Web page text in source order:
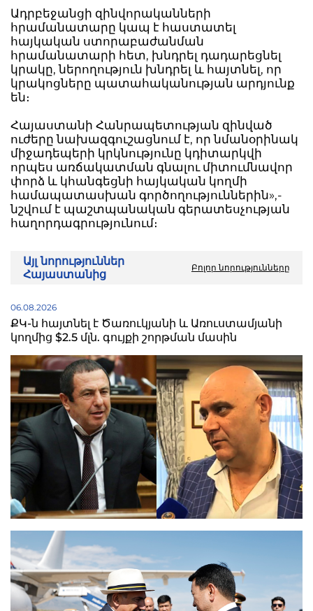
Ադրբեջանցի զինվորականների
հրամանատարը կապ է հաստատել
հայկական ստորաբաժանման
հրամանատարի հետ, խնդրել դադարեցնել
կրակը, ներողություն խնդրել և հայտնել, որ
կրակոցները պատահականության արդյունք
են։
Հայաստանի Հանրապետության զինված
ուժերը նախազգուշացնում է, որ նմանօրինակ
միջադեպերի կրկնությունը կդիտարկվի
որպես առճակատման գնալու միտումնավոր
փորձ և կհանգեցնի հայկական կողմի
համապատասխան գործողություններին»,-
նշվում է պաշտպանական գերատեսչության
հաղորդագրությունում։
Այլ նորություններ
Հայաստանից
Բոլոր նորությունները
06.08.2026
ՔԿ-ն հայտնել է Ծառուկյանի և Առուստամյանի
կողմից $2.5 մլն. գույքի շորթման մասին